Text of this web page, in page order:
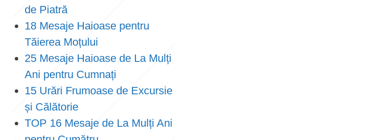
de Piatră
18 Mesaje Haioase pentru
Tăierea Moțului
25 Mesaje Haioase de La Mulți
Ani pentru Cumnați
15 Urări Frumoase de Excursie
și Călătorie
TOP 16 Mesaje de La Mulți Ani